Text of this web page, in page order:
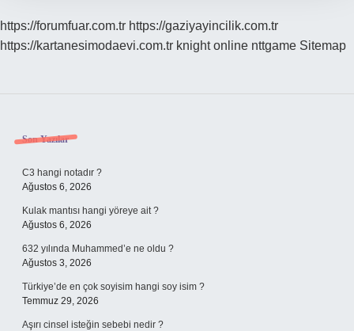
https://forumfuar.com.tr https://gaziyayincilik.com.tr
https://kartanesimodaevi.com.tr knight online nttgame Sitemap
Sidebar
Son Yazılar
C3 hangi notadır ?
Ağustos 6, 2026
Kulak mantısı hangi yöreye ait ?
Ağustos 6, 2026
632 yılında Muhammed’e ne oldu ?
Ağustos 3, 2026
Türkiye’de en çok soyisim hangi soy isim ?
Temmuz 29, 2026
Aşırı cinsel isteğin sebebi nedir ?